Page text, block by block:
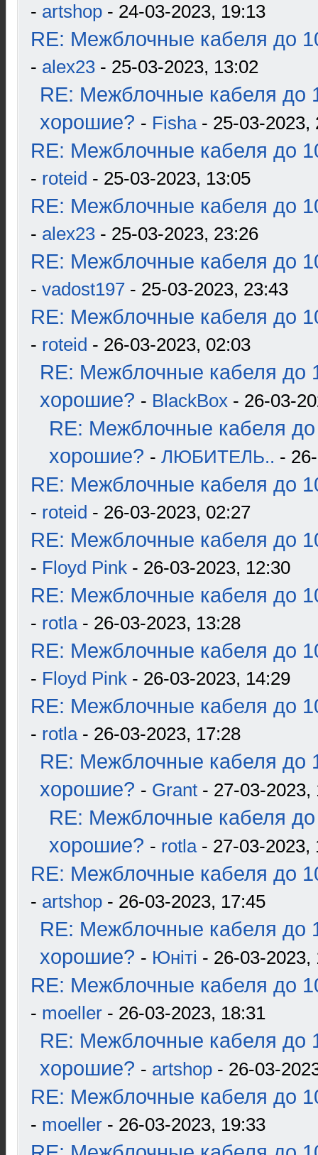
- artshop - 24-03-2023, 19:13
RE: Межблочные кабеля до
- alex23 - 25-03-2023, 13:02
RE: Межблочные кабеля до
хорошие? - Fisha- 25-03-2023,
RE: Межблочные кабеля до
- roteid - 25-03-2023, 13:05
RE: Межблочные кабеля до
- alex23 - 25-03-2023, 23:26
RE: Межблочные кабеля до
- vadost197 - 25-03-2023, 23:43
RE: Межблочные кабеля до
- roteid - 26-03-2023, 02:03
RE: Межблочные кабеля до
хорошие? - BlackBox - 26-03-
RE: Межблочные кабеля до
хорошие? - ЛЮБИТЕЛЬ.. -
RE: Межблочные кабеля до
- roteid - 26-03-2023, 02:27
RE: Межблочные кабеля до
- Floyd Pink - 26-03-2023, 12:30
RE: Межблочные кабеля до
- rotla- 26-03-2023, 13:28
RE: Межблочные кабеля до
- Floyd Pink - 26-03-2023, 14:29
RE: Межблочные кабеля до
- rotla- 26-03-2023, 17:28
RE: Межблочные кабеля до
хорошие? - Grant - 27-03-2023,
RE: Межблочные кабеля до
хорошие? - rotla- 27-03-2023,
RE: Межблочные кабеля до
- artshop - 26-03-2023, 17:45
RE: Межблочные кабеля до
хорошие? - Юнiтi - 26-03-2023,
RE: Межблочные кабеля до
- moeller - 26-03-2023, 18:31
RE: Межблочные кабеля до
хорошие? - artshop - 26-03-
RE: Межблочные кабеля до
- moeller - 26-03-2023, 19:33